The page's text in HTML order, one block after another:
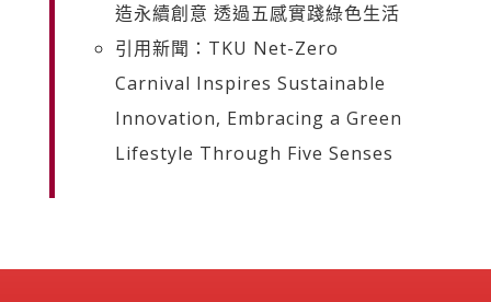
造永續創意 透過五感實踐綠色生活
引用新聞：TKU Net-Zero
Carnival Inspires Sustainable
Innovation, Embracing a Green
Lifestyle Through Five Senses